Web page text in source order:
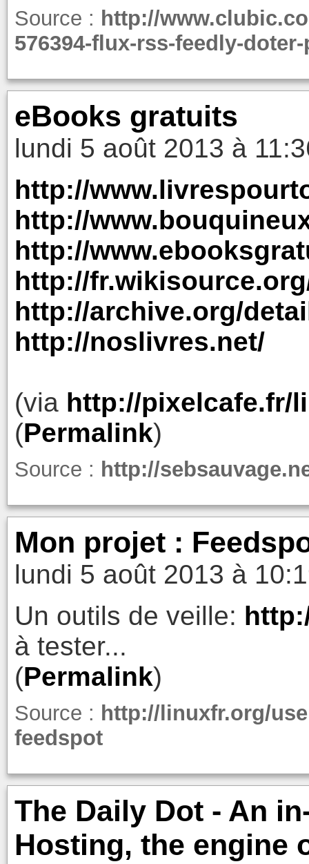
Source : http://
576394-flux-rss-feedly-
eBooks gratuits
lundi 5 août 2013 à
http://
http://
http://
http://
http://archive.org/
http://noslivres.net/
(via http://pixelcafe.fr/
(Permalink)
Source : http://
Mon projet :
lundi 5 août 2013 à
Un outils de veille:
à tester...
(Permalink)
Source : http://linuxfr.org/
feedspot
The Daily Dot - An
Hosting, the engine